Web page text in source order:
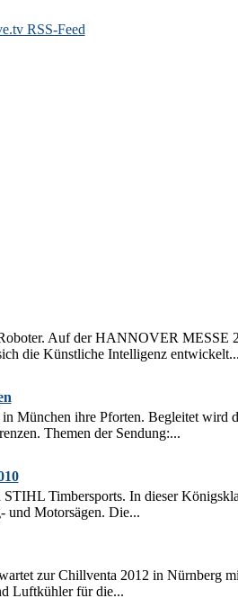
Auf der HANNOVER MESSE
die Künstliche Intelligenz
München ihre Pforten. Begleitet wird
Themen der Sendung:...
Timbersports. In dieser
und Motorsägen. Die...
zur Chillventa 2012 in Nürnberg
Luftkühler für die...